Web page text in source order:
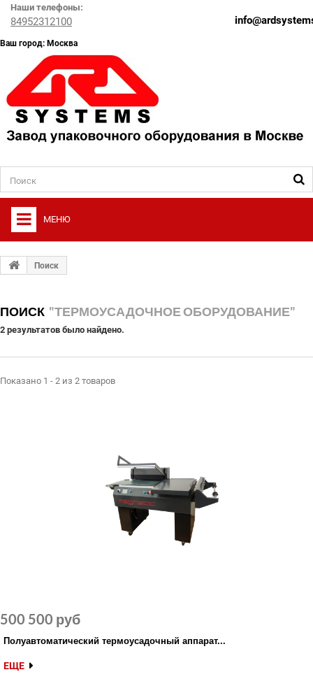
Наши телефоны:
84952312100
Ваш город: Москва
МЕНЮ
О ФИРМЕ
СЕРВИСНЫЙ ЦЕНТР
Поиск
ПОИСК "ТЕРМОУСАДОЧНОЕ ОБОРУДОВАНИЕ"
2 результатов было найдено.
Показано 1 - 2 из 2 товаров
Полуавтоматический термоусадочный аппарат...
500 500 руб
ЕЩЕ